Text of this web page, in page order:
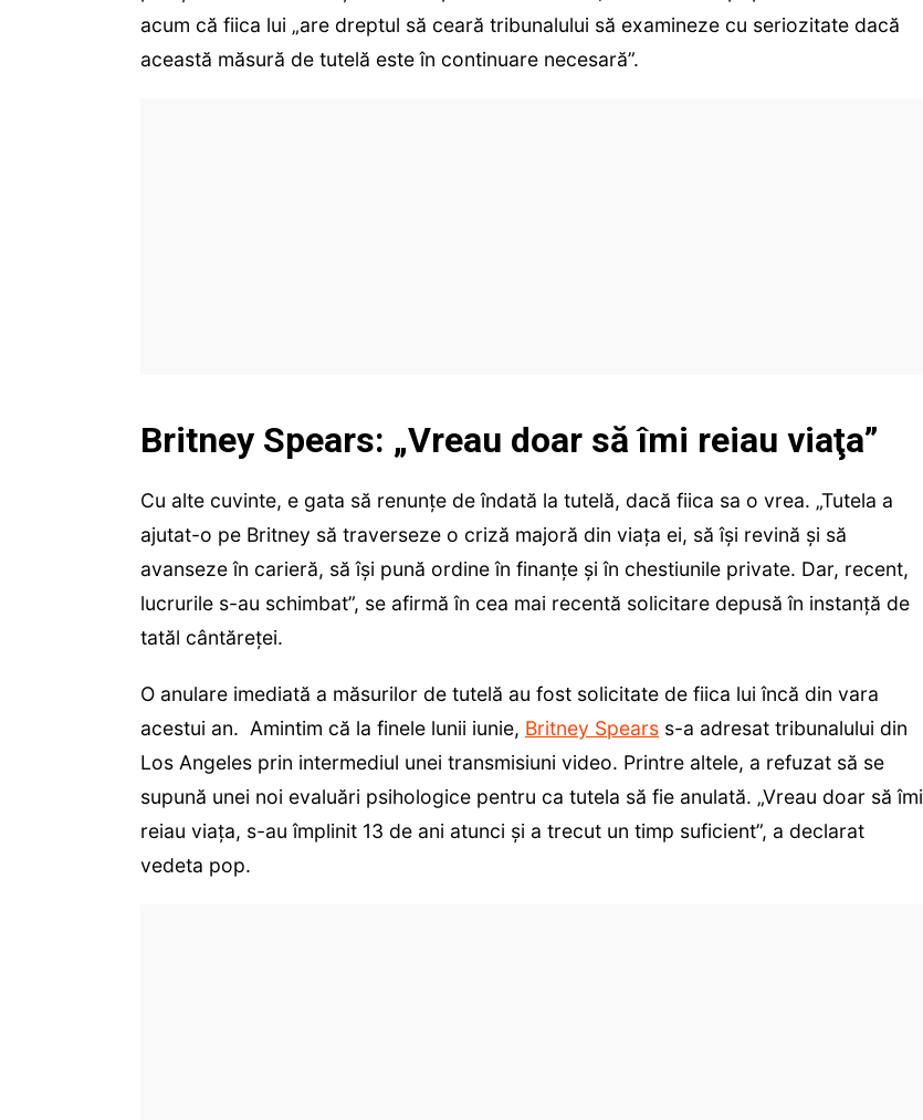
acum că fiica lui „are dreptul să ceară tribunalului să examineze cu seriozitate dacă
această măsură de tutelă este în continuare necesară”.
Britney Spears: „Vreau doar să îmi reiau viaţa”
Cu alte cuvinte, e gata să renunțe de îndată la tutelă, dacă fiica sa o vrea. „Tutela a
ajutat-o pe Britney să traverseze o criză majoră din viaţa ei, să îşi revină şi să
avanseze în carieră, să îşi pună ordine în finanţe şi în chestiunile private. Dar, recent,
lucrurile s-au schimbat”, se afirmă în cea mai recentă solicitare depusă în instanţă de
tatăl cântăreţei.
O anulare imediată a măsurilor de tutelă au fost solicitate de fiica lui încă din vara
acestui an. Amintim că la finele lunii iunie, Britney Spears s-a adresat tribunalului din
Los Angeles prin intermediul unei transmisiuni video. Printre altele, a refuzat să se
supună unei noi evaluări psihologice pentru ca tutela să fie anulată. „Vreau doar să îmi
reiau viaţa, s-au împlinit 13 de ani atunci şi a trecut un timp suficient”, a declarat
vedeta pop.